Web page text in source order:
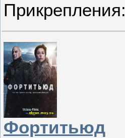
Прикрепления:
Фортитьюд